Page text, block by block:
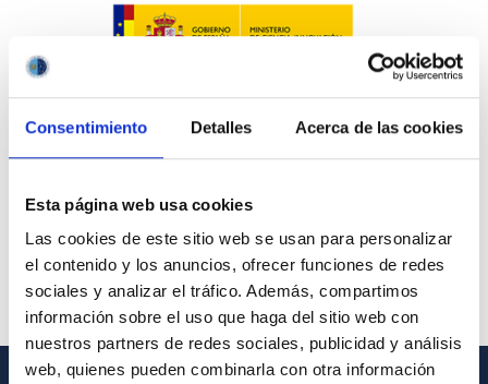
Consentimiento Detalles Acerca de las cookies
Esta página web usa cookies
Las cookies de este sitio web se usan para personalizar
el contenido y los anuncios, ofrecer funciones de redes
sociales y analizar el tráfico. Además, compartimos
información sobre el uso que haga del sitio web con
nuestros partners de redes sociales, publicidad y análisis
web, quienes pueden combinarla con otra información